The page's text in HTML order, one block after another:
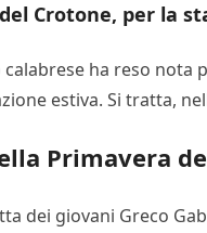
Crotone, per la
ha reso nota
estiva. Si tratta,
Primavera
dei giovani Greco